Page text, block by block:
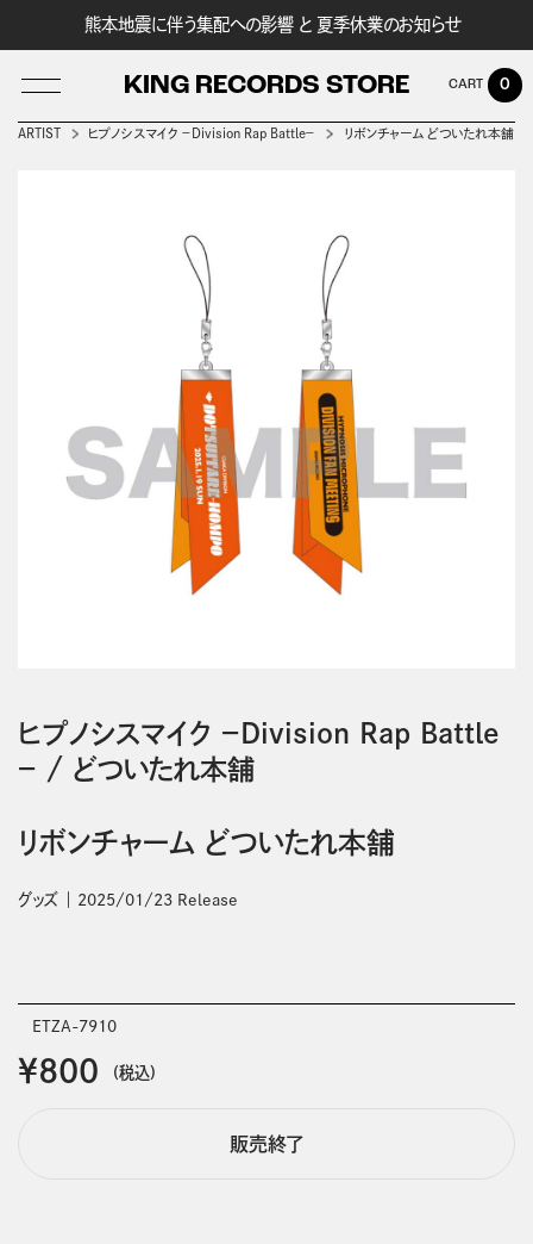
熊本地震に伴う集配への影響 と 夏季休業のお知らせ
KING RECORDS STORE 0
ARTIST ヒプノシスマイク －Division Rap Battle－ リボンチャーム どついたれ本舗
ヒプノシスマイク －Division Rap Battle
－ / どついたれ本舗
リボンチャーム どついたれ本舗
グッズ 2025/01/23 Release
ETZA-7910
￥800 (税込)
販売終了